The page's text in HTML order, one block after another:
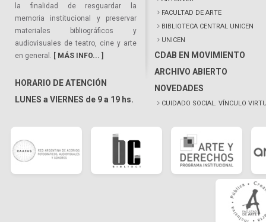
la finalidad de resguardar la
memoria institucional y preservar
materiales bibliográficos y
audiovisuales de teatro, cine y arte
en general. [ MÁS INFO... ]
HORARIO DE ATENCIÓN
LUNES a VIERNES de 9 a 19 hs.
FACULTAD DE ARTE
BIBLIOTECA CENTRAL UNICEN
UNICEN
CDAB EN MOVIMIENTO
ARCHIVO ABIERTO
NOVEDADES
CUIDADO SOCIAL. VÍNCULO